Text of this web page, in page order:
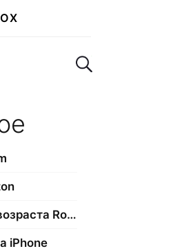
Поиск по сайту
Подтверждение возраста Roblox
iPhone